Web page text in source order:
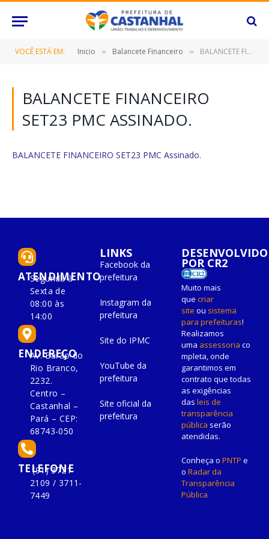
VOCÊ ESTÁ EM: Inicio » Balancete Financeiro » BALANCETE FINANCEIRO SET23 PMC Assinado.
BALANCETE FINANCEIRO
SET23 PMC ASSINADO.
BALANCETE FINANCEIRO SET23 PMC Assinado.
ATENDIMENTO
Segunda à
Sexta de
08:00 às
14:00
ENDEREÇO
Av. Barão do
Rio Branco,
2232.
Centro –
Castanhal –
Pará – CEP:
68743-050
TELEFONE
(91) 3721-
2109 / 3711-
7449
LINKS
Facebook da
prefeitura
Instagram da
prefeitura
Site do IPMC
YouTube da
prefeitura
Site oficial da
prefeitura
DESENVOLVIDO
POR CR2
Muito mais
que criar
site ou sistema
para prefeituras!
Realizamos
uma assessoria co
mpleta, onde
garantimos em
contrato que todas
as exigências
das leis de
transparência
pública serão
atendidas.
Conheça o PNTP e
o Radar da
Transparência
Pública